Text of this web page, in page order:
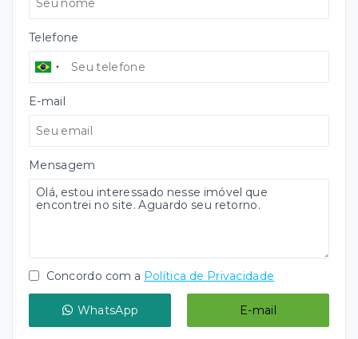
Telefone
E-mail
Mensagem
Concordo com a Política de Privacidade
WhatsApp E-mail